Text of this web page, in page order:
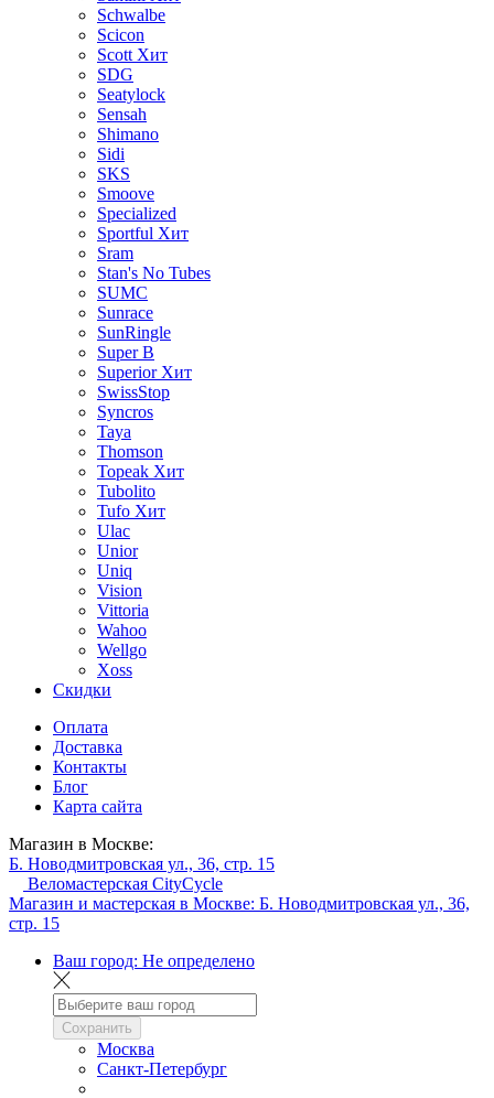
Schwalbe
Scicon
Scott Хит
SDG
Seatylock
Sensah
Shimano
Sidi
SKS
Smoove
Specialized
Sportful Хит
Sram
Stan's No Tubes
SUMC
Sunrace
SunRingle
Super B
Superior Хит
SwissStop
Syncros
Taya
Thomson
Topeak Хит
Tubolito
Tufo Хит
Ulac
Unior
Uniq
Vision
Vittoria
Wahoo
Wellgo
Xoss
Скидки
Оплата
Доставка
Контакты
Блог
Карта сайта
Магазин в Москве:
Б. Новодмитровская ул., 36, стр. 15
Веломастерская CityCycle
Магазин и мастерская в Москве: Б. Новодмитровская ул., 36,
стр. 15
Ваш город: Не определено
Сохранить
Москва
Санкт-Петербург